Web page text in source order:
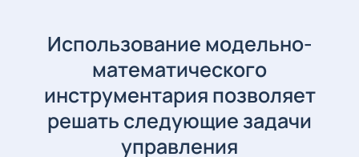
Использование модельно-
математического
инструментария позволяет
решать следующие задачи
управления